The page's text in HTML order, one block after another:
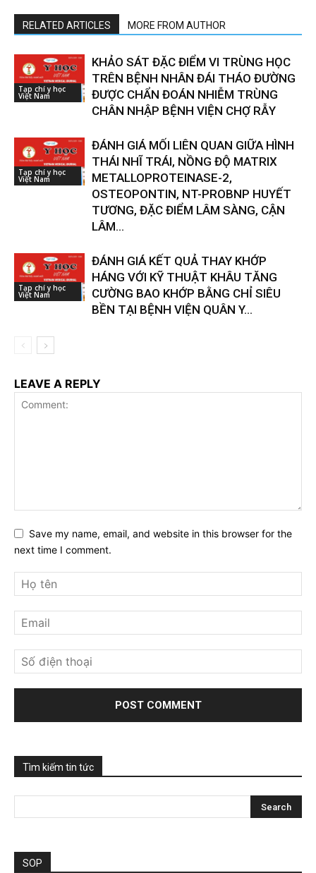
RELATED ARTICLES MORE FROM AUTHOR
Tạp chí y học
Việt Nam
KHẢO SÁT ĐẶC ĐIỂM VI TRÙNG HỌC
TRÊN BỆNH NHÂN ĐÁI THÁO ĐƯỜNG
ĐƯỢC CHẨN ĐOÁN NHIỄM TRÙNG
CHÂN NHẬP BỆNH VIỆN CHỢ RẪY
Tạp chí y học
Việt Nam
ĐÁNH GIÁ MỐI LIÊN QUAN GIỮA HÌNH
THÁI NHĨ TRÁI, NỒNG ĐỘ MATRIX
METALLOPROTEINASE-2,
OSTEOPONTIN, NT-PROBNP HUYẾT
TƯƠNG, ĐẶC ĐIỂM LÂM SÀNG, CẬN
LÂM...
Tạp chí y học
Việt Nam
ĐÁNH GIÁ KẾT QUẢ THAY KHỚP
HÁNG VỚI KỸ THUẬT KHÂU TĂNG
CƯỜNG BAO KHỚP BẰNG CHỈ SIÊU
BỀN TẠI BỆNH VIỆN QUÂN Y...
LEAVE A REPLY
Save my name, email, and website in this browser for the
next time I comment.
Tìm kiếm tin tức
SOP